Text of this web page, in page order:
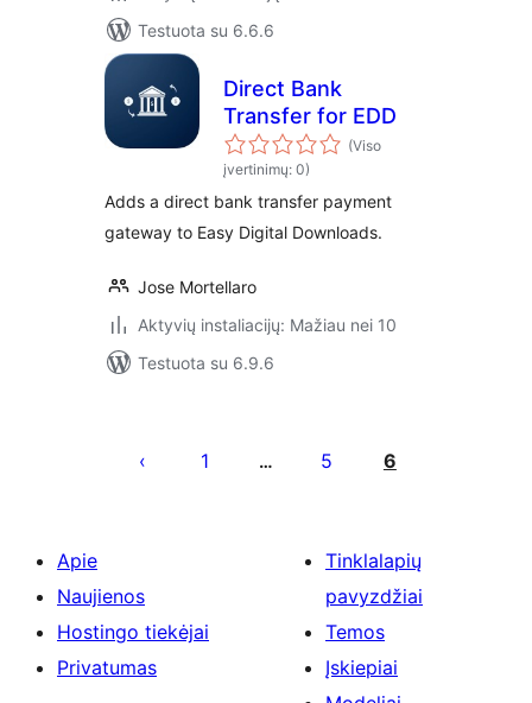
Testuota su 6.6.6
Direct Bank
Transfer for EDD
(Viso
įvertinimų: 0)
Adds a direct bank transfer payment
gateway to Easy Digital Downloads.
Jose Mortellaro
Aktyvių instaliacijų: Mažiau nei 10
Testuota su 6.9.6
puslapiavimas
1 … 5 6
Apie
Naujienos
Hostingo tiekėjai
Privatumas
Tinklalapių
pavyzdžiai
Temos
Įskiepiai